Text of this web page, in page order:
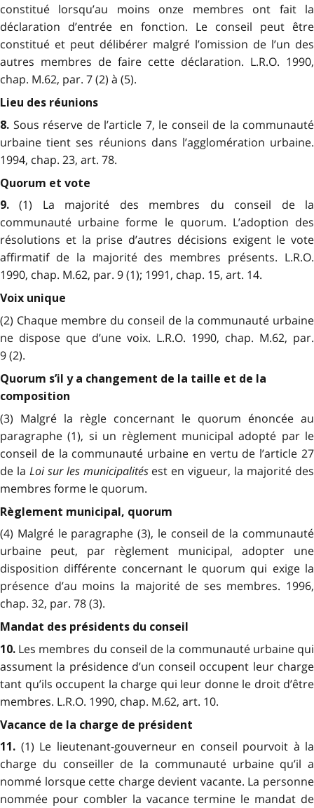
constitué lorsqu’au moins onze membres ont fait la
déclaration d’entrée en fonction. Le conseil peut être
constitué et peut délibérer malgré l’omission de l’un des
autres membres de faire cette déclaration. L.R.O. 1990,
chap. M.62, par. 7 (2) à (5).
Lieu des réunions
8. Sous réserve de l’article 7, le conseil de la communauté
urbaine tient ses réunions dans l’agglomération urbaine.
1994, chap. 23, art. 78.
Quorum et vote
9.(1) La majorité des membres du conseil de la
communauté urbaine forme le quorum. L’adoption des
résolutions et la prise d’autres décisions exigent le vote
affirmatif de la majorité des membres présents. L.R.O.
1990, chap. M.62, par. 9 (1); 1991, chap. 15, art. 14.
Voix unique
(2) Chaque membre du conseil de la communauté urbaine
ne dispose que d’une voix. L.R.O. 1990, chap. M.62, par.
9 (2).
Quorum s’il y a changement de la taille et de la
composition
(3) Malgré la règle concernant le quorum énoncée au
paragraphe (1), si un règlement municipal adopté par le
conseil de la communauté urbaine en vertu de l’article 27
de la Loi sur les municipalitésest en vigueur, la majorité des
membres forme le quorum.
Règlement municipal, quorum
(4) Malgré le paragraphe (3), le conseil de la communauté
urbaine peut, par règlement municipal, adopter une
disposition différente concernant le quorum qui exige la
présence d’au moins la majorité de ses membres. 1996,
chap. 32, par. 78 (3).
Mandat des présidents du conseil
10. Les membres du conseil de la communauté urbaine qui
assument la présidence d’un conseil occupent leur charge
tant qu’ils occupent la charge qui leur donne le droit d’être
membres. L.R.O. 1990, chap. M.62, art. 10.
Vacance de la charge de président
11. (1) Le lieutenant-gouverneur en conseil pourvoit à la
charge du conseiller de la communauté urbaine qu’il a
nommé lorsque cette charge devient vacante. La personne
nommée pour combler la vacance termine le mandat de